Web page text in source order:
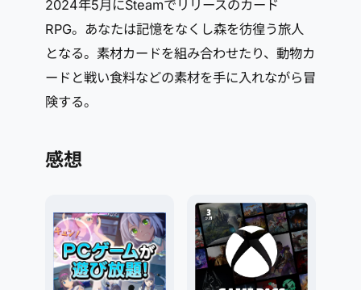
2024年5月にSteamでリリースのカード
RPG。あなたは記憶をなくし森を彷徨う旅人
となる。素材カードを組み合わせたり、動物カ
ードと戦い食料などの素材を手に入れながら冒
険する。
感想